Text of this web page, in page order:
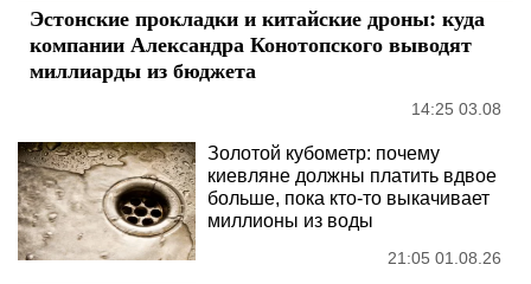
Эстонские прокладки и китайские дроны: куда
компании Александра Конотопского выводят
миллиарды из бюджета
14:25 03.08
Золотой кубометр: почему
киевляне должны платить вдвое
больше, пока кто-то выкачивает
миллионы из воды
21:05 01.08.26